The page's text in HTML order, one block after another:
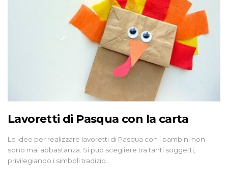
Lavoretti di Pasqua con la carta
Le idee per realizzare lavoretti di Pasqua con i bambini non
sono mai abbastanza. Si può scegliere tra tanti soggetti,
privilegiando i simboli tradizio…